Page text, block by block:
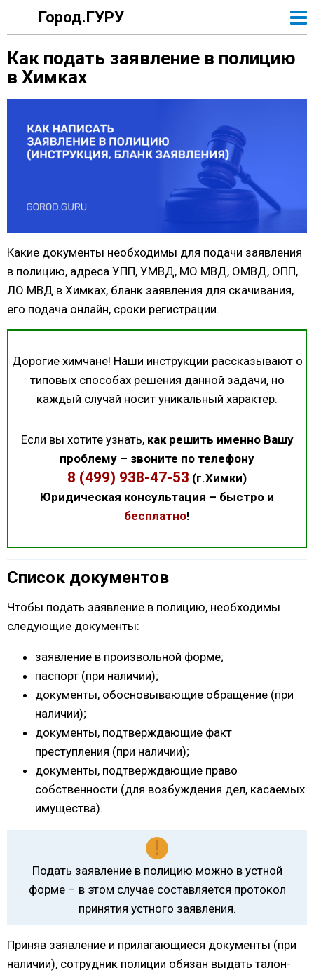
Город.ГУРУ
Как подать заявление в полицию
в Химках
Какие документы необходимы для подачи заявления
в полицию, адреса УПП, УМВД, МО МВД, ОМВД, ОПП,
ЛО МВД в Химках, бланк заявления для скачивания,
его подача онлайн, сроки регистрации.
Дорогие химчане! Наши инструкции рассказывают о
типовых способах решения данной задачи, но
каждый случай носит уникальный характер.
Если вы хотите узнать, как решить именно Вашу
проблему – звоните по телефону
8 (499) 938-47-53 (г.Химки)
Юридическая консультация – быстро и
бесплатно!
Список документов
Чтобы подать заявление в полицию, необходимы
следующие документы:
заявление в произвольной форме;
паспорт (при наличии);
документы, обосновывающие обращение (при
наличии);
документы, подтверждающие факт
преступления (при наличии);
документы, подтверждающие право
собственности (для возбуждения дел, касаемых
имущества).
Подать заявление в полицию можно в устной
форме – в этом случае составляется протокол
принятия устного заявления.
Приняв заявление и прилагающиеся документы (при
наличии), сотрудник полиции обязан выдать талон-